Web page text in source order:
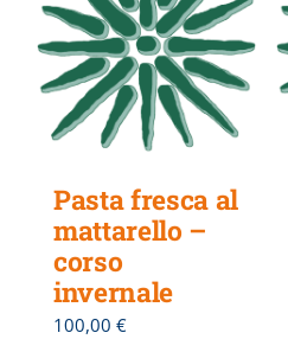
Pasta fresca al
mattarello –
corso
invernale
100,00 €